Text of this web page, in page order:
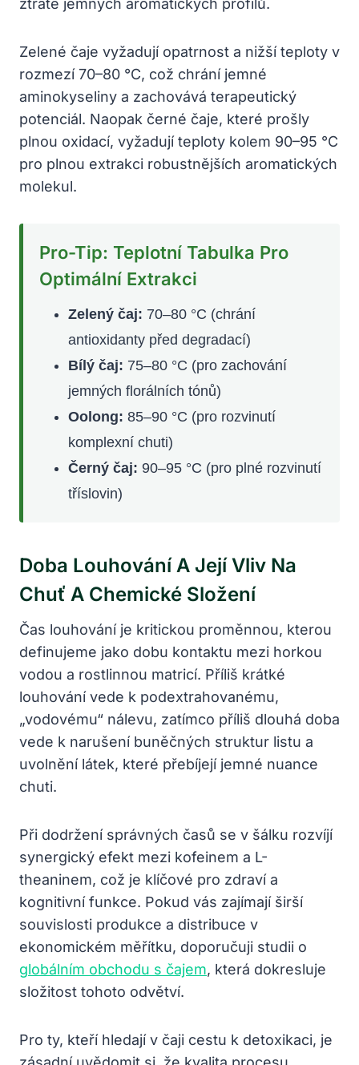
Zelené čaje vyžadují opatrnost a nižší teploty v
rozmezí 70–80 °C, což chrání jemné
aminokyseliny a zachovává terapeutický
potenciál. Naopak černé čaje, které prošly
plnou oxidací, vyžadují teploty kolem 90–95 °C
pro plnou extrakci robustnějších aromatických
molekul.
Pro-Tip: Teplotní Tabulka Pro
Optimální Extrakci
Zelený čaj: 70–80 °C (chrání
antioxidanty před degradací)
Bílý čaj: 75–80 °C (pro zachování
jemných florálních tónů)
Oolong: 85–90 °C (pro rozvinutí
komplexní chuti)
Černý čaj: 90–95 °C (pro plné rozvinutí
tříslovin)
Doba Louhování A Její Vliv Na
Chuť A Chemické Složení
Čas louhování je kritickou proměnnou, kterou
definujeme jako dobu kontaktu mezi horkou
vodou a rostlinnou matricí. Příliš krátké
louhování vede k podextrahovanému,
„vodovému“ nálevu, zatímco příliš dlouhá doba
vede k narušení buněčných struktur listu a
uvolnění látek, které přebíjejí jemné nuance
chuti.
Při dodržení správných časů se v šálku rozvíjí
synergický efekt mezi kofeinem a L-
theaninem, což je klíčové pro zdraví a
kognitivní funkce. Pokud vás zajímají širší
souvislosti produkce a distribuce v
ekonomickém měřítku, doporučuji studii o
globálním obchodu s čajem, která dokresluje
složitost tohoto odvětví.
Pro ty, kteří hledají v čaji cestu k detoxikaci, je